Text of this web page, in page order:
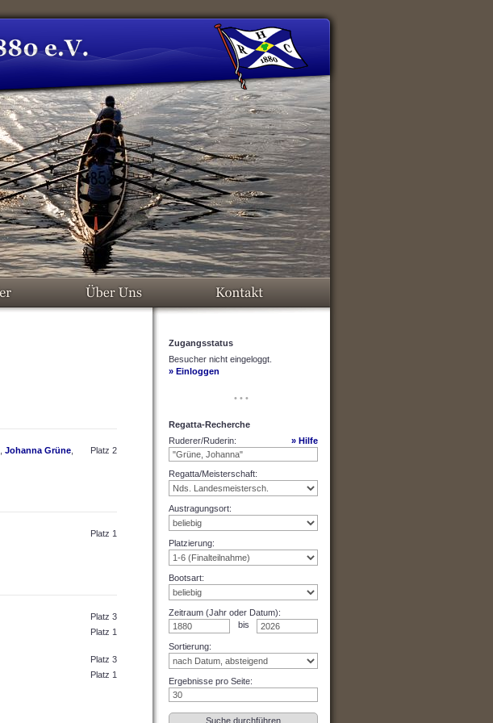
Johanna Grüne Platz 2
Platz 1
Platz 3
Platz 1
Platz 3
Platz 1
Zugangsstatus
Besucher nicht eingeloggt.
» Einloggen
• • •
Regatta-Recherche
» Hilfe
Ruderer/Ruderin:
Regatta/Meisterschaft:
Austragungsort:
Platzierung:
Bootsart:
Zeitraum (Jahr oder Datum):
bis
Sortierung:
Ergebnisse pro Seite: